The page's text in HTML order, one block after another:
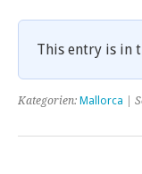
This entry is in
Kategorien: Mallorca |